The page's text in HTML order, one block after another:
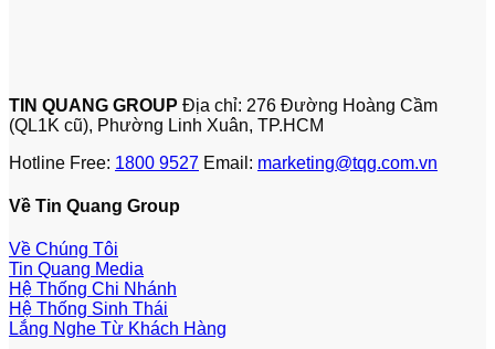
TIN QUANG GROUP Địa chỉ: 276 Đường Hoàng Cầm
(QL1K cũ), Phường Linh Xuân, TP.HCM
Hotline Free: 1800 9527 Email: marketing@tqg.com.vn
Về Tin Quang Group
Về Chúng Tôi
Tin Quang Media
Hệ Thống Chi Nhánh
Hệ Thống Sinh Thái
Lắng Nghe Từ Khách Hàng